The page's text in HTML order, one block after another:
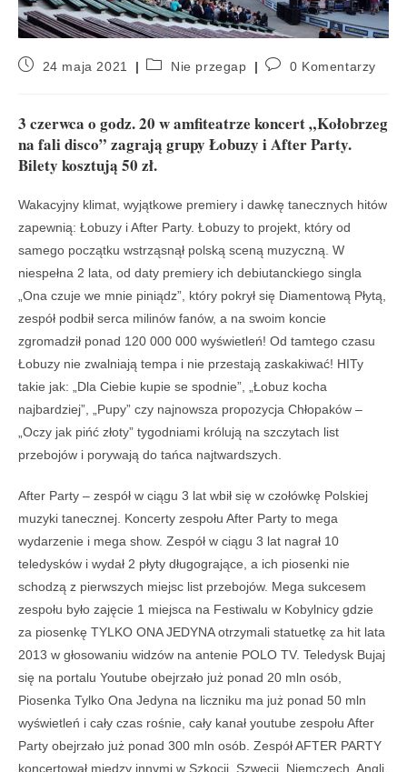
24 maja 2021 Nie przegap 0 Komentarzy
3 czerwca o godz. 20 w amfiteatrze koncert „Kołobrzeg
na fali disco” zagrają grupy Łobuzy i After Party.
Bilety kosztują 50 zł.
Wakacyjny klimat, wyjątkowe premiery i dawkę tanecznych hitów
zapewnią: Łobuzy i After Party. Łobuzy to projekt, który od
samego początku wstrząsnął polską sceną muzyczną. W
niespełna 2 lata, od daty premiery ich debiutanckiego singla
„Ona czuje we mnie piniądz”, który pokrył się Diamentową Płytą,
zespół podbił serca milinów fanów, a na swoim koncie
zgromadził ponad 120 000 000 wyświetleń! Od tamtego czasu
Łobuzy nie zwalniają tempa i nie przestają zaskakiwać! HITy
takie jak: „Dla Ciebie kupie se spodnie”, „Łobuz kocha
najbardziej”, „Pupy” czy najnowsza propozycja Chłopaków –
„Oczy jak pińć złoty” tygodniami królują na szczytach list
przebojów i porywają do tańca najtwardszych.
After Party – zespół w ciągu 3 lat wbił się w czołówkę Polskiej
muzyki tanecznej. Koncerty zespołu After Party to mega
wydarzenie i mega show. Zespół w ciągu 3 lat nagrał 10
teledysków i wydał 2 płyty długogrające, a ich piosenki nie
schodzą z pierwszych miejsc list przebojów. Mega sukcesem
zespołu było zajęcie 1 miejsca na Festiwalu w Kobylnicy gdzie
za piosenkę TYLKO ONA JEDYNA otrzymali statuetkę za hit lata
2013 w głosowaniu widzów na antenie POLO TV. Teledysk Bujaj
się na portalu Youtube obejrzało już ponad 20 mln osób,
Piosenka Tylko Ona Jedyna na liczniku ma już ponad 50 mln
wyświetleń i cały czas rośnie, cały kanał youtube zespołu After
Party obejrzało już ponad 300 mln osób. Zespół AFTER PARTY
koncertował miedzy innymi w Szkocji, Szwecji, Niemczech, Angli,